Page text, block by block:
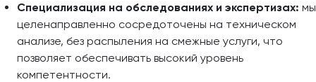
Специализация на обследованиях и экспертизах: мы
целенаправленно сосредоточены на техническом
анализе, без распыления на смежные услуги, что
позволяет обеспечивать высокий уровень
компетентности.